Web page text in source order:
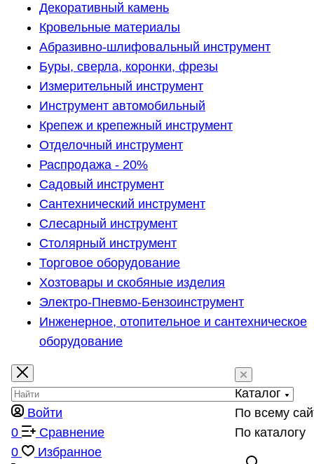
Декоративный камень
Кровельные материалы
Абразивно-шлифовальный инструмент
Буры, сверла, коронки, фрезы
Измерительный инструмент
Инструмент автомобильный
Крепеж и крепежный инструмент
Отделочный инструмент
Распродажа - 20%
Садовый инструмент
Сантехнический инструмент
Слесарный инструмент
Столярный инструмент
Торговое оборудование
Хозтовары и скобяные изделия
Электро-Пневмо-Бензоинструмент
Инженерное, отопительное и сантехническое
оборудование
Каталог
По всему
По каталогу
Войти
0
Сравнение
0
Избранное